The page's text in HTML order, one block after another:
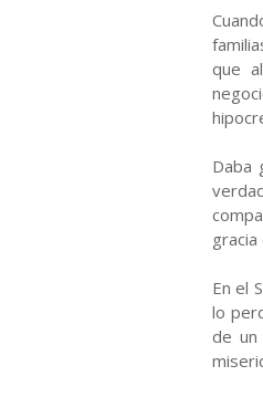
que
Daba
gracia
En el
lo
de un